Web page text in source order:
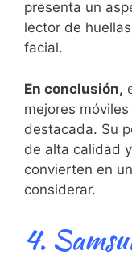
presenta un
lector⁤ de
facial.
En conclusión,
mejores
destacada. Su
de alta calidad
convierten en
⁣considerar.
4.